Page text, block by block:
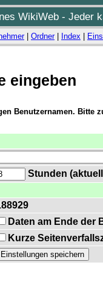
WikiWeb - Jeder
| Ordner| Index
eingeben
Benutzernamen. Bitte
Stunden
Daten am Ende der
Kurze